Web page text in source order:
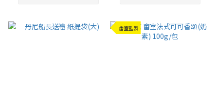
畬室監製